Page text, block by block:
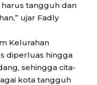
harus tangguh dan
ujar Fadly
Kelurahan
diperluas hingga
sehingga cita-
kota tangguh